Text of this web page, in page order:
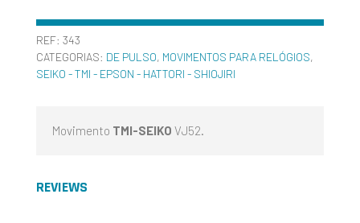
REF: 343
CATEGORIAS: DE PULSO, MOVIMENTOS PARA RELÓGIOS,
SEIKO - TMI - EPSON - HATTORI - SHIOJIRI
Movimento TMI-SEIKO VJ52.
REVIEWS